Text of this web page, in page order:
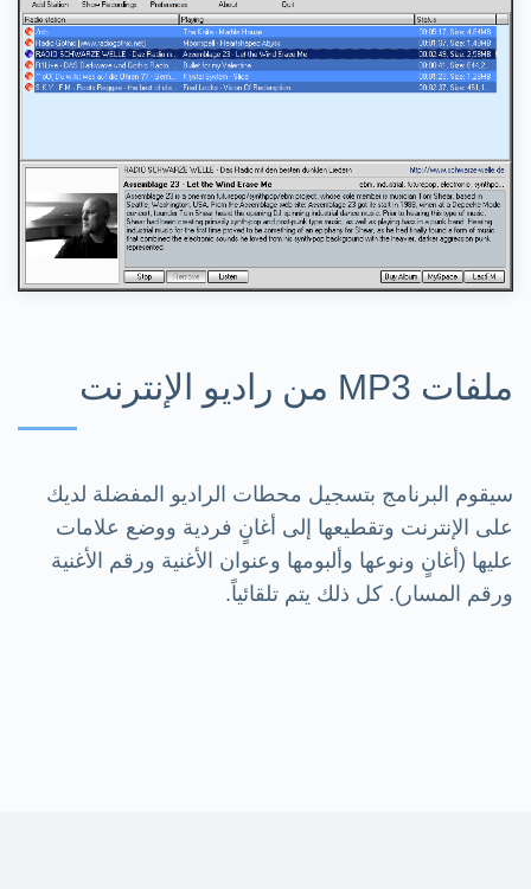
ملفات MP3 من راديو الإنترنت
سيقوم البرنامج بتسجيل محطات الراديو المفضلة لديك
على الإنترنت وتقطيعها إلى أغانٍ فردية ووضع علامات
عليها (أغانٍ ونوعها وألبومها وعنوان الأغنية ورقم الأغنية
ورقم المسار). كل ذلك يتم تلقائياً.